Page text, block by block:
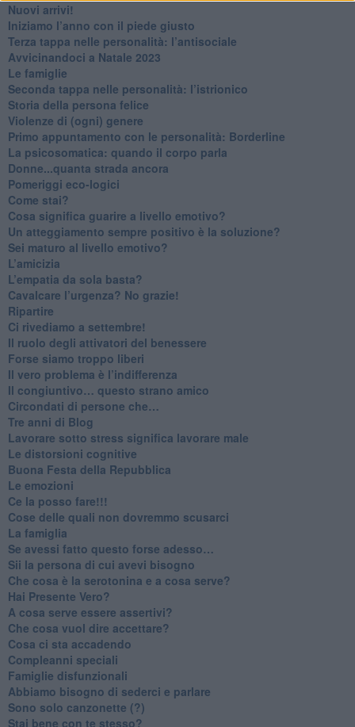
​Nuovi arrivi!
​Iniziamo l’anno con il piede giusto
​Terza tappa nelle personalità: l’antisociale
​Avvicinandoci a Natale 2023
Le famiglie
Seconda tappa nelle personalità: l’istrionico
​Storia della persona felice
Violenze di (ogni) genere
​Primo appuntamento con le personalità: Borderline
La psicosomatica: quando il corpo parla
Donne...quanta strada ancora
​Pomeriggi eco-logici
​Come stai?
Cosa significa guarire a livello emotivo?
​Un atteggiamento sempre positivo è la soluzione?
​Sei maturo al livello emotivo?
​L’amicizia
​L’empatia da sola basta?
​Cavalcare l’urgenza? No grazie!
Ripartire
​Ci rivediamo a settembre!
​Il ruolo degli attivatori del benessere
​Forse siamo troppo liberi
​Il vero problema è l’indifferenza
​Il congiuntivo… questo strano amico
​Circondati di persone che…
​Tre anni di Blog
​Lavorare sotto stress significa lavorare male
​Le distorsioni cognitive
​Buona Festa della Repubblica
Le emozioni
​Ce la posso fare!!!
​Cose delle quali non dovremmo scusarci
​La famiglia
​Se avessi fatto questo forse adesso…
​Sii la persona di cui avevi bisogno
Che cosa è la serotonina e a cosa serve?
​Hai Presente Vero?
A cosa serve essere assertivi?
​Che cosa vuol dire accettare?
​Cosa ci sta accadendo
​Compleanni speciali
​Famiglie disfunzionali
​Abbiamo bisogno di sederci e parlare
Sono solo canzonette (?)
​Stai bene con te stesso?